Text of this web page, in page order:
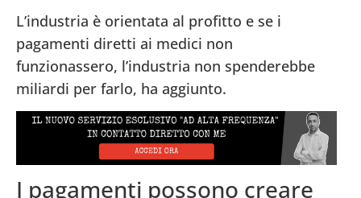
L’industria è orientata al profitto e se i
pagamenti diretti ai medici non
funzionassero, l’industria non spenderebbe
miliardi per farlo, ha aggiunto.
I pagamenti possono creare